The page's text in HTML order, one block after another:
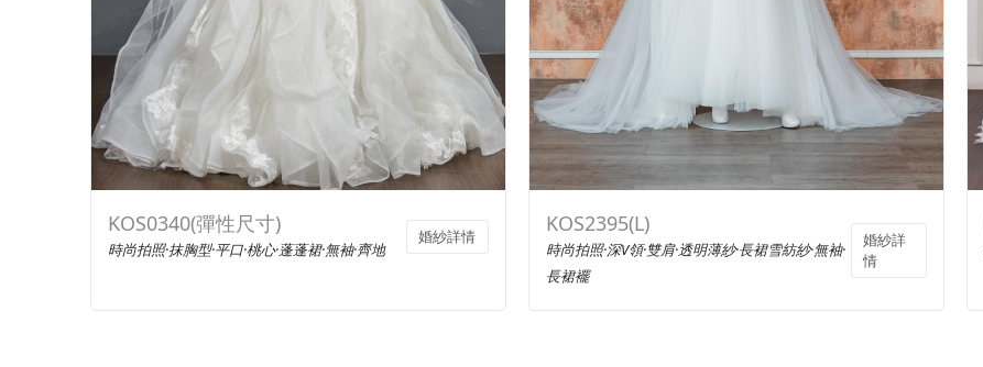
KOS0340(彈性尺寸)
時尚拍照·抹胸型·平口·桃心·蓬蓬裙·無袖·齊地
婚紗詳情 KOS2395(L)
時尚拍照·深V領·雙肩·透明薄紗·長裙雪紡紗·無袖·
長裙襬
婚紗詳
情